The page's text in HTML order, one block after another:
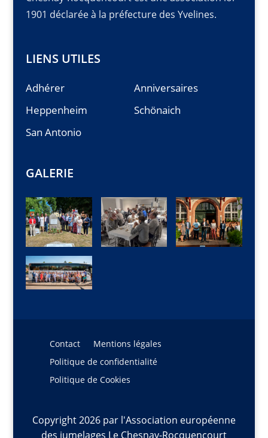
1901 déclarée à la préfecture des Yvelines.
LIENS UTILES
Adhérer
Anniversaires
Heppenheim
Schönaich
San Antonio
GALERIE
Contact
Mentions légales
Politique de confidentialité
Politique de Cookies
Copyright 2026 par l'Association européenne
des jumelages Le Chesnay-Rocquencourt